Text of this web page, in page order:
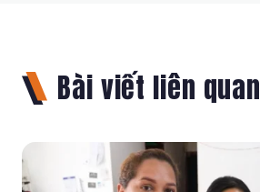
Bài viết liên quan